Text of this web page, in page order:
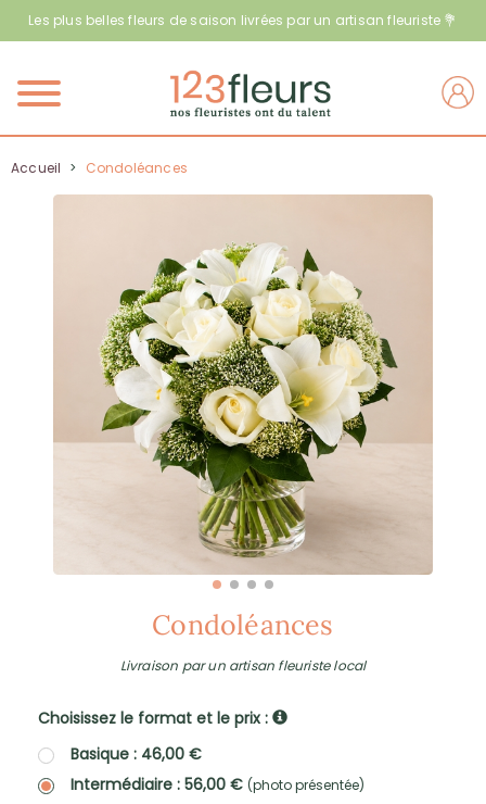
Les plus belles fleurs de saison livrées par un artisan fleuriste 💐
Menu
Accueil > Condoléances
Condoléances
Livraison par un artisan fleuriste local
Choisissez le format et le prix :
Basique : 46,00 €
Intermédiaire : 56,00 € (photo présentée)